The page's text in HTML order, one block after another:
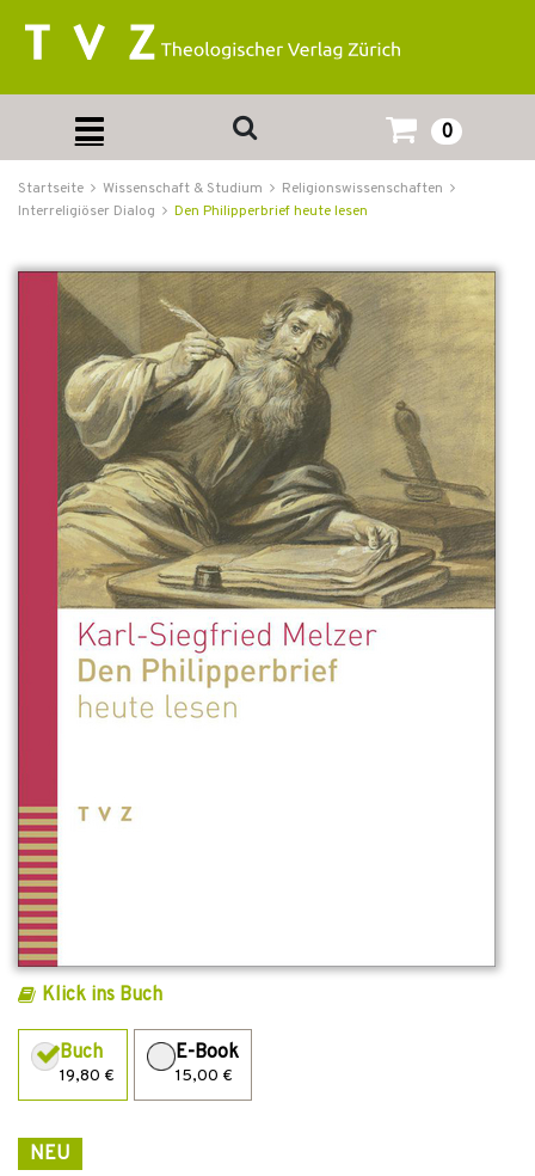
0
Startseite Wissenschaft & Studium
Religionswissenschaften
Interreligiöser Dialog
Den Philipperbrief heute lesen
Klick ins Buch
Buch
19,80 €
E-Book
15,00 €
NEU